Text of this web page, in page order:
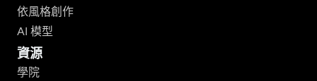
依風格創作
AI 模型
資源
學院